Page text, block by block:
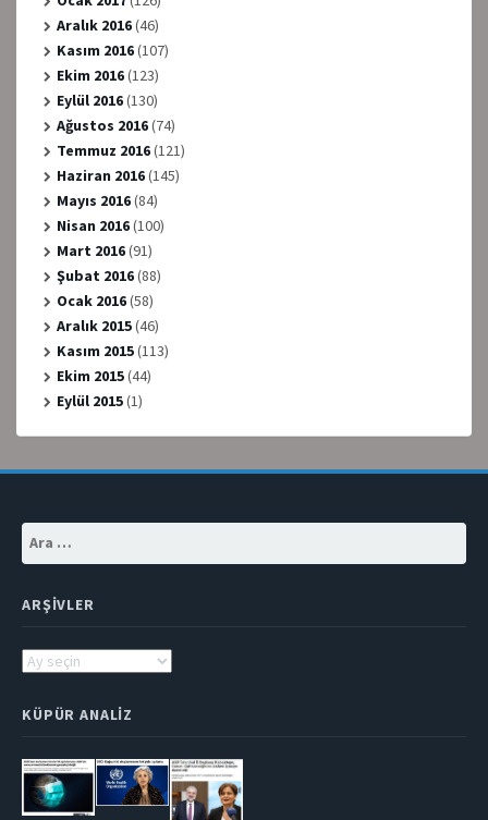
Aralık 2016(46)
Kasım 2016(107)
Ekim 2016(123)
Eylül 2016(130)
Ağustos 2016(74)
Temmuz 2016(121)
Haziran 2016(145)
Mayıs 2016(84)
Nisan 2016(100)
Mart 2016(91)
Şubat 2016(88)
Ocak 2016(58)
Aralık 2015(46)
Kasım 2015(113)
Ekim 2015(44)
Eylül 2015(1)
Arama:
ARŞIVLER
Arşivler
KÜPÜR ANALIZ